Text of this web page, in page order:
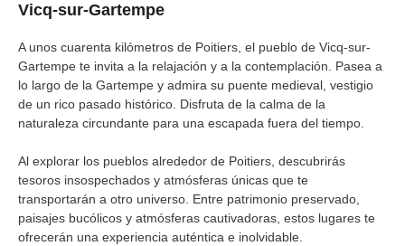
Vicq-sur-Gartempe
A unos cuarenta kilómetros de Poitiers, el pueblo de Vicq-sur-
Gartempe te invita a la relajación y a la contemplación. Pasea a
lo largo de la Gartempe y admira su puente medieval, vestigio
de un rico pasado histórico. Disfruta de la calma de la
naturaleza circundante para una escapada fuera del tiempo.
Al explorar los pueblos alrededor de Poitiers, descubrirás
tesoros insospechados y atmósferas únicas que te
transportarán a otro universo. Entre patrimonio preservado,
paisajes bucólicos y atmósferas cautivadoras, estos lugares te
ofrecerán una experiencia auténtica e inolvidable.